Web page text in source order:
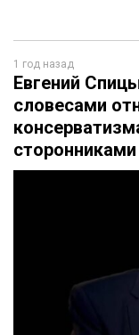
1 год назад
Евгений
словесами